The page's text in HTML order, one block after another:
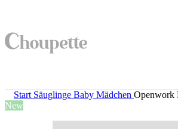
Start Säuglinge Baby Mädchen Openwork
New